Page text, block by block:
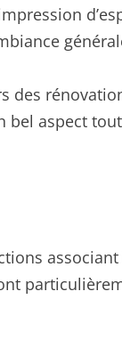
des
bel aspect